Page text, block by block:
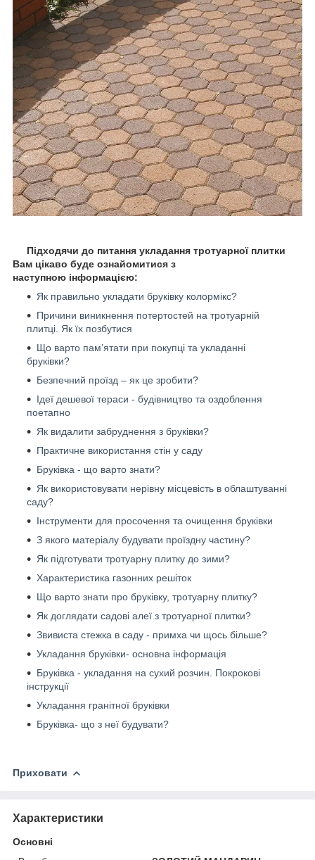
Підходячи до питання укладання тротуарної плитки
Вам цікаво буде ознайомитися з
наступною інформацією:
Як правильно укладати бруківку колормікс?
Причини виникнення потертостей на тротуарній
плитці. Як їх позбутися
Що варто пам’ятати при покупці та укладанні
бруківки?
Безпечний проїзд – як це зробити?
Ідеї дешевої тераси - будівництво та оздоблення
поетапно
Як видалити забруднення з бруківки?
Практичне використання стін у саду
Бруківка - що варто знати?
Як використовувати нерівну місцевість в облаштуванні
саду?
Інструменти для просочення та очищення бруківки
З якого матеріалу будувати проїздну частину?
Як підготувати тротуарну плитку до зими?
Характеристика газонних решіток
Що варто знати про бруківку, тротуарну плитку?
Як доглядати садові алеї з тротуарної плитки?
Звивиста стежка в саду - примха чи щось більше?
Укладання бруківки- основна інформація
Бруківка - укладання на сухий розчин. Покрокові
інструкції
Укладання гранітної бруківки
Бруківка- що з неї будувати?
Приховати
Характеристики
Основні